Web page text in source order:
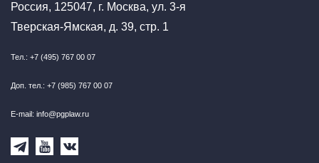
Россия, 125047, г. Москва, ул. 3-я
Тверская-Ямская, д. 39, стр. 1
Тел.: +7 (495) 767 00 07
Доп. тел.: +7 (985) 767 00 07
E-mail: info@pgplaw.ru